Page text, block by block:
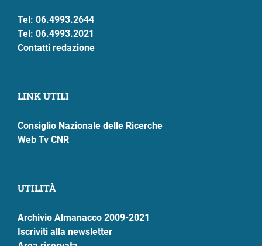
Tel: 06.4993.2644
Tel: 06.4993.2021
Contatti redazione
LINK UTILI
Consiglio Nazionale delle Ricerche
Web Tv CNR
UTILITÀ
Archivio Almanacco 2009-2021
Iscriviti alla newsletter